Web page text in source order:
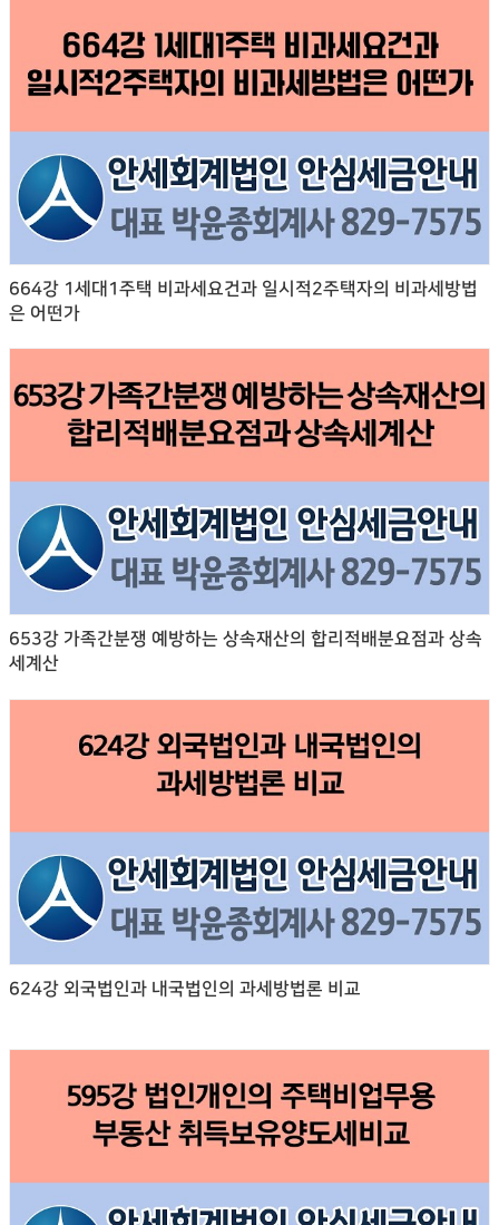
664강 1세대1주택 비과세요건과 일시적2주택자의 비과세방법
은 어떤가
653강 가족간분쟁 예방하는 상속재산의 합리적배분요점과 상속
세계산
624강 외국법인과 내국법인의 과세방법론 비교